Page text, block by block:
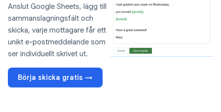
Anslut Google Sheets, lägg till
sammanslagningsfält och
skicka, varje mottagare får ett
unikt e-postmeddelande som
ser individuellt skrivet ut.
Börja skicka gratis →